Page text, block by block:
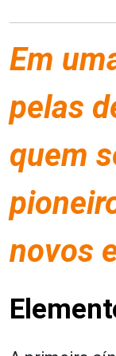
Em
pelas
quem
novos